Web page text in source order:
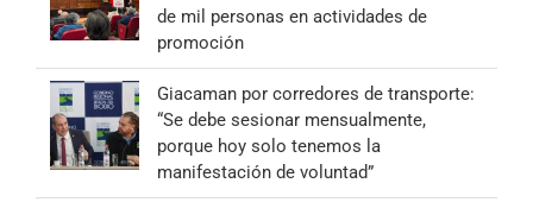
de mil personas en actividades de
promoción
Giacaman por corredores de transporte:
“Se debe sesionar mensualmente,
porque hoy solo tenemos la
manifestación de voluntad”